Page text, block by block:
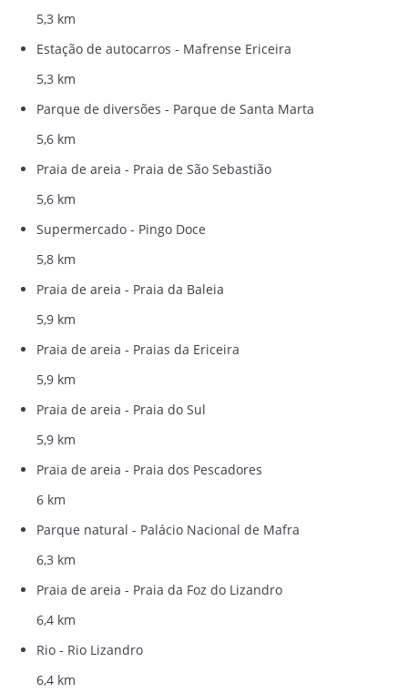
5,3 km
Estação de autocarros - Mafrense Ericeira
5,3 km
Parque de diversões - Parque de Santa Marta
5,6 km
Praia de areia - Praia de São Sebastião
5,6 km
Supermercado - Pingo Doce
5,8 km
Praia de areia - Praia da Baleia
5,9 km
Praia de areia - Praias da Ericeira
5,9 km
Praia de areia - Praia do Sul
5,9 km
Praia de areia - Praia dos Pescadores
6 km
Parque natural - Palácio Nacional de Mafra
6,3 km
Praia de areia - Praia da Foz do Lizandro
6,4 km
Rio - Rio Lizandro
6,4 km